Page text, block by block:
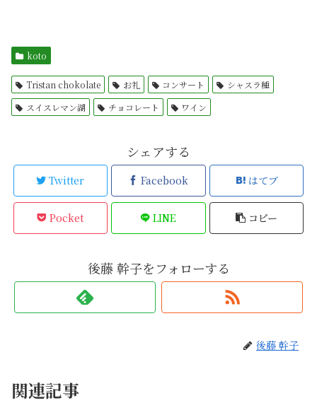
koto
Tristan chokolate お礼 コンサート
シャスラ種
スイスレマン湖
チョコレート ワイン
シェアする
Twitter Facebook はてブ
Pocket LINE コピー
後藤 幹子をフォローする
後藤 幹子
関連記事